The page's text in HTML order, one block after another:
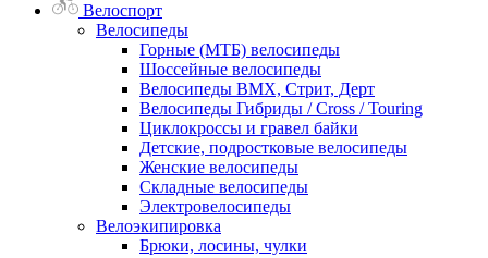
Велоспорт
Велосипеды
Горные (МТБ) велосипеды
Шоссейные велосипеды
Велосипеды BMX, Стрит, Дерт
Велосипеды Гибриды / Cross / Touring
Циклокроссы и гравел байки
Детские, подростковые велосипеды
Женские велосипеды
Складные велосипеды
Электровелосипеды
Велоэкипировка
Брюки, лосины, чулки